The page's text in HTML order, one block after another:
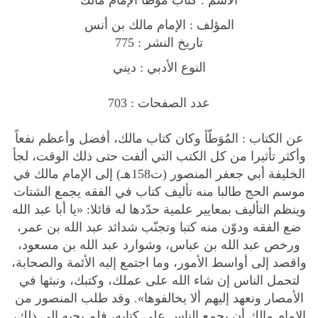
المؤلف : الإمام مالك بن أنس
تاريخ النشر : 775
النوع الأدبي : ديني
عدد الصفحات : 703
عن الكتاب : المُوَطّأ وكان كتاب مالك، أفضل وأعظم نفعاً
وأكثر تأثيرا من كل الكتب التي ألفت حتى ذلك الوقت، لجأ
الخليفة أبي جعفر المنصور (ت158هـ) إلى الإمام مالك في
موسم الحج طالبا منه تأليف كتاب في الفقه يجمع الشتات
وينظم التأليف بمعايير علمية حدّدها له قائلا: «يا أبا عبد الله
ضع الفقه ودوّن منه كتبا وتجنّب شدائد عبد الله بن عمر،
ورخص عبد الله بن عباس، وشوارد عبد الله بن مسعود،
واقصد إلى أواسط الأمور، وما اجتمع إليه الأئمة والصحابة،
لتحمل الناس إن شاء الله على عملك، وكتبك، ونبثها في
الأمصار ونعهد إليهم ألا يخالفوها». وقد طلب المنصور من